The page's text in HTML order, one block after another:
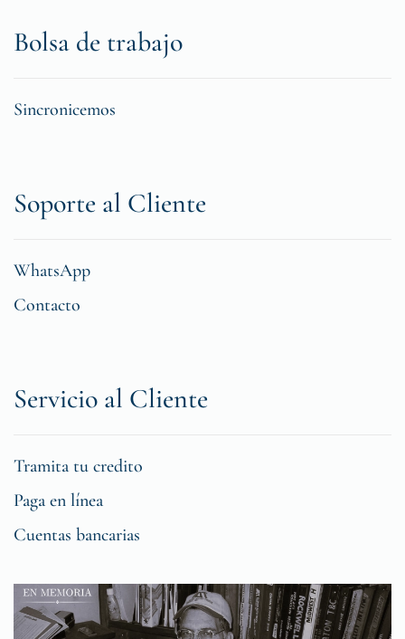
Bolsa de trabajo
Sincronicemos
Soporte al Cliente
WhatsApp
Contacto
Servicio al Cliente
Tramita tu credito
Paga en línea
Cuentas bancarias